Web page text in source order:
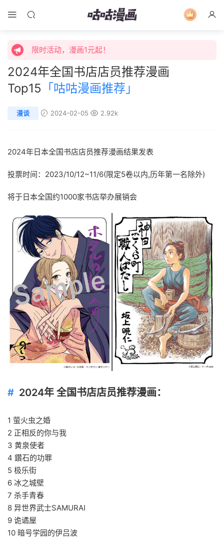
限时活动，漫画1元起！
限时活动，漫画1元起！
限时特价购买终身会员享受全站免费体验！
2024年全国书店店员推荐漫画
Top15 「咕咕漫画推荐」
漫谈 2024-02-05 2.92k
2024年日本全国书店店员推荐漫画结果发表
投票时间：2023/10/12~11/6(限定5卷以内,历年第一名除外)
将于日本全国约1000家书店举办展销会
2024年 全国书店店员推荐漫画：
1 萤火虫之婚
2 正相反的你与我
3 黄泉使者
4 鑽石的功罪
5 极乐街
6 冰之城壁
7 杀手青春
8 异世界武士SAMURAI
9 诡谲屋
10 暗号学园的伊吕波